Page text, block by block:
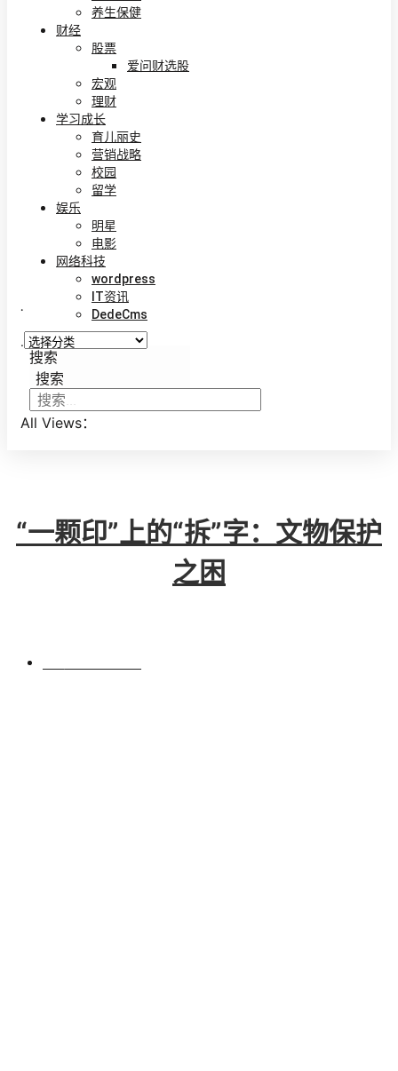
养生保健
财经
股票
爱问财选股
宏观
理财
学习成长
育儿丽史
营销战略
校园
留学
娱乐
明星
电影
网络科技
wordpress
IT资讯
DedeCms
.
.
搜索
搜索
All Views：
“一颗印”上的“拆”字：文物保护
之困